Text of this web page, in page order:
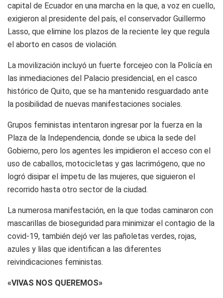
capital de Ecuador en una marcha en la que, a voz en cuello,
exigieron al presidente del país, el conservador Guillermo
Lasso, que elimine los plazos de la reciente ley que regula
el aborto en casos de violación.
La movilización incluyó un fuerte forcejeo con la Policía en
las inmediaciones del Palacio presidencial, en el casco
histórico de Quito, que se ha mantenido resguardado ante
la posibilidad de nuevas manifestaciones sociales.
Grupos feministas intentaron ingresar por la fuerza en la
Plaza de la Independencia, donde se ubica la sede del
Gobierno, pero los agentes les impidieron el acceso con el
uso de caballos, motocicletas y gas lacrimógeno, que no
logró disipar el ímpetu de las mujeres, que siguieron el
recorrido hasta otro sector de la ciudad.
La numerosa manifestación, en la que todas caminaron con
mascarillas de bioseguridad para minimizar el contagio de la
covid-19, también dejó ver las pañoletas verdes, rojas,
azules y lilas que identifican a las diferentes
reivindicaciones feministas.
«VIVAS NOS QUEREMOS»